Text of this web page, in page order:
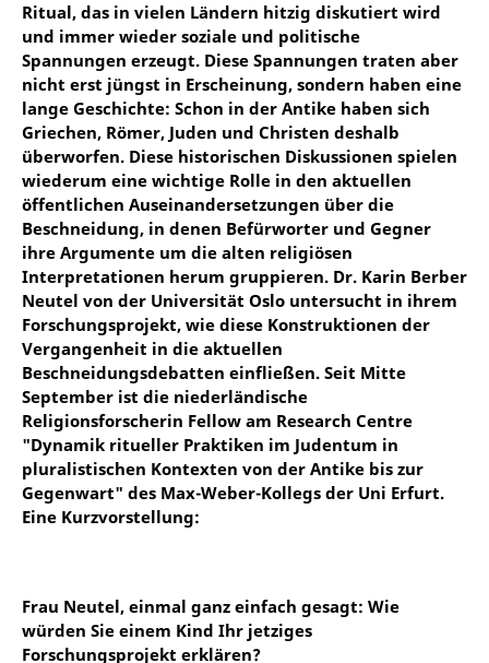
Ritual, das in vielen Ländern hitzig diskutiert wird
und immer wieder soziale und politische
Spannungen erzeugt. Diese Spannungen traten aber
nicht erst jüngst in Erscheinung, sondern haben eine
lange Geschichte: Schon in der Antike haben sich
Griechen, Römer, Juden und Christen deshalb
überworfen. Diese historischen Diskussionen spielen
wiederum eine wichtige Rolle in den aktuellen
öffentlichen Auseinandersetzungen über die
Beschneidung, in denen Befürworter und Gegner
ihre Argumente um die alten religiösen
Interpretationen herum gruppieren. Dr. Karin Berber
Neutel von der Universität Oslo untersucht in ihrem
Forschungsprojekt, wie diese Konstruktionen der
Vergangenheit in die aktuellen
Beschneidungsdebatten einfließen. Seit Mitte
September ist die niederländische
Religionsforscherin Fellow am Research Centre
"Dynamik ritueller Praktiken im Judentum in
pluralistischen Kontexten von der Antike bis zur
Gegenwart" des Max-Weber-Kollegs der Uni Erfurt.
Eine Kurzvorstellung:
Frau Neutel, einmal ganz einfach gesagt: Wie
würden Sie einem Kind Ihr jetziges
Forschungsprojekt erklären?